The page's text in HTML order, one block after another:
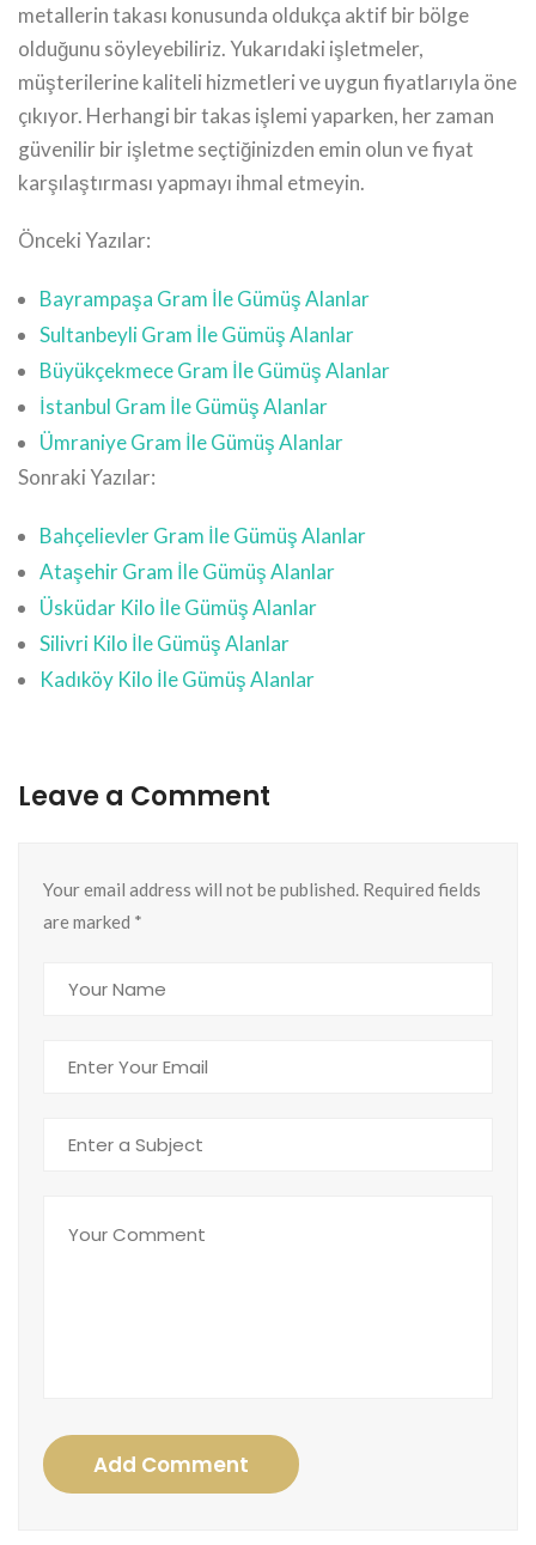
metallerin takası konusunda oldukça aktif bir bölge
olduğunu söyleyebiliriz. Yukarıdaki işletmeler,
müşterilerine kaliteli hizmetleri ve uygun fiyatlarıyla öne
çıkıyor. Herhangi bir takas işlemi yaparken, her zaman
güvenilir bir işletme seçtiğinizden emin olun ve fiyat
karşılaştırması yapmayı ihmal etmeyin.
Önceki Yazılar:
Bayrampaşa Gram İle Gümüş Alanlar
Sultanbeyli Gram İle Gümüş Alanlar
Büyükçekmece Gram İle Gümüş Alanlar
İstanbul Gram İle Gümüş Alanlar
Ümraniye Gram İle Gümüş Alanlar
Sonraki Yazılar:
Bahçelievler Gram İle Gümüş Alanlar
Ataşehir Gram İle Gümüş Alanlar
Üsküdar Kilo İle Gümüş Alanlar
Silivri Kilo İle Gümüş Alanlar
Kadıköy Kilo İle Gümüş Alanlar
Leave a Comment
Your email address will not be published. Required fields
are marked *
Add Comment